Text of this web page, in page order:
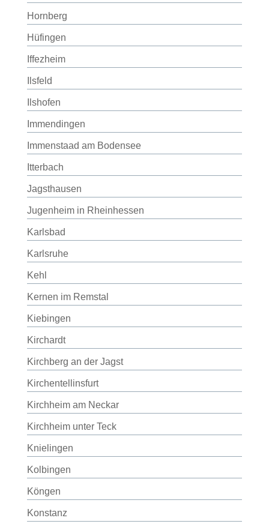
Hornberg
Hüfingen
Iffezheim
Ilsfeld
Ilshofen
Immendingen
Immenstaad am Bodensee
Itterbach
Jagsthausen
Jugenheim in Rheinhessen
Karlsbad
Karlsruhe
Kehl
Kernen im Remstal
Kiebingen
Kirchardt
Kirchberg an der Jagst
Kirchentellinsfurt
Kirchheim am Neckar
Kirchheim unter Teck
Knielingen
Kolbingen
Köngen
Konstanz